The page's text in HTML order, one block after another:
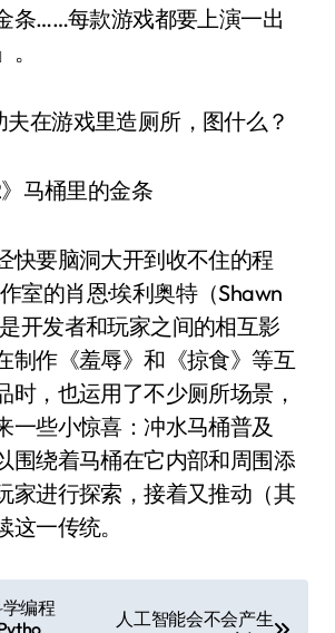
条……每款游戏都要上演一出
》马桶里的金条
要脑洞大开到收不住的程
室的肖恩·埃利奥特（Shawn
开发者和玩家之间的相互影
制作《羞辱》和《掠食》等互
时，也运用了不少厕所场景，
一些小惊喜：冲水马桶普及
围绕着马桶在它内部和周围添
家进行探索，接着又推动（其
一传统。
编程
人工智能会不会产生